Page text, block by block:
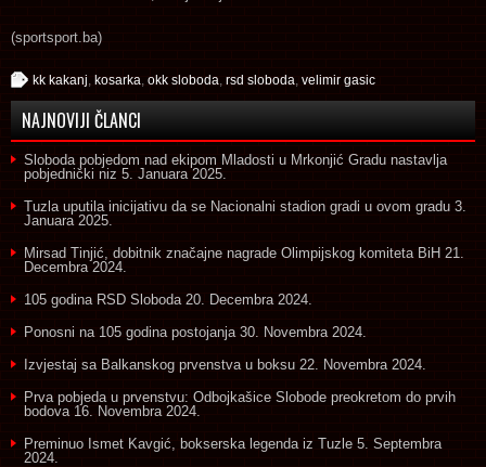
(sportsport.ba)
kk kakanj kosarka okk sloboda rsd sloboda velimir gasic
NAJNOVIJI ČLANCI
Sloboda pobjedom nad ekipom Mladosti u Mrkonjić Gradu nastavlja
pobjednički niz 5. Januara 2025.
Tuzla uputila inicijativu da se Nacionalni stadion gradi u ovom gradu 3.
Januara 2025.
Mirsad Tinjić, dobitnik značajne nagrade Olimpijskog komiteta BiH 21.
Decembra 2024.
105 godina RSD Sloboda 20. Decembra 2024.
Ponosni na 105 godina postojanja 30. Novembra 2024.
Izvjestaj sa Balkanskog prvenstva u boksu 22. Novembra 2024.
Prva pobjeda u prvenstvu: Odbojkašice Slobode preokretom do prvih
bodova 16. Novembra 2024.
Preminuo Ismet Kavgić, bokserska legenda iz Tuzle 5. Septembra
2024.